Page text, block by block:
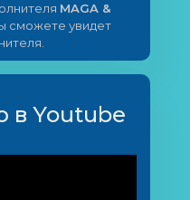
MAGA &
сможете увидет
в Youtube